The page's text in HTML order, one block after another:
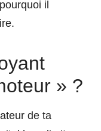
il
» ?
de ta